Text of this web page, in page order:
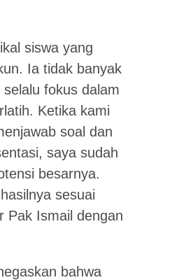
siswa yang
Ia tidak banyak
fokus dalam
Ketika kami
soal dan
saya sudah
besarnya.
sesuai
Pak Ismail dengan
bahwa